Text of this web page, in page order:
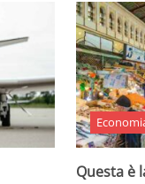
Questa è